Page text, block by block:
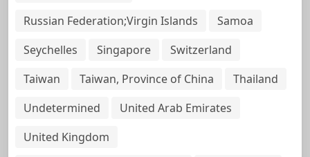
Russian Federation;Virgin Islands
Samoa
Seychelles
Singapore
Switzerland
Taiwan
Taiwan, Province of China
Thailand
Undetermined
United Arab Emirates
United Kingdom